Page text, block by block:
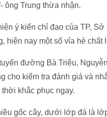
ông Trung thừa nhận.
ý kiến chỉ đạo của TP,
hiện nay một số vỉa hè chất
đường Bà Triệu,
cho kiểm tra đánh giá và
khắc phục ngay.
gốc cây, dưới lớp đá là